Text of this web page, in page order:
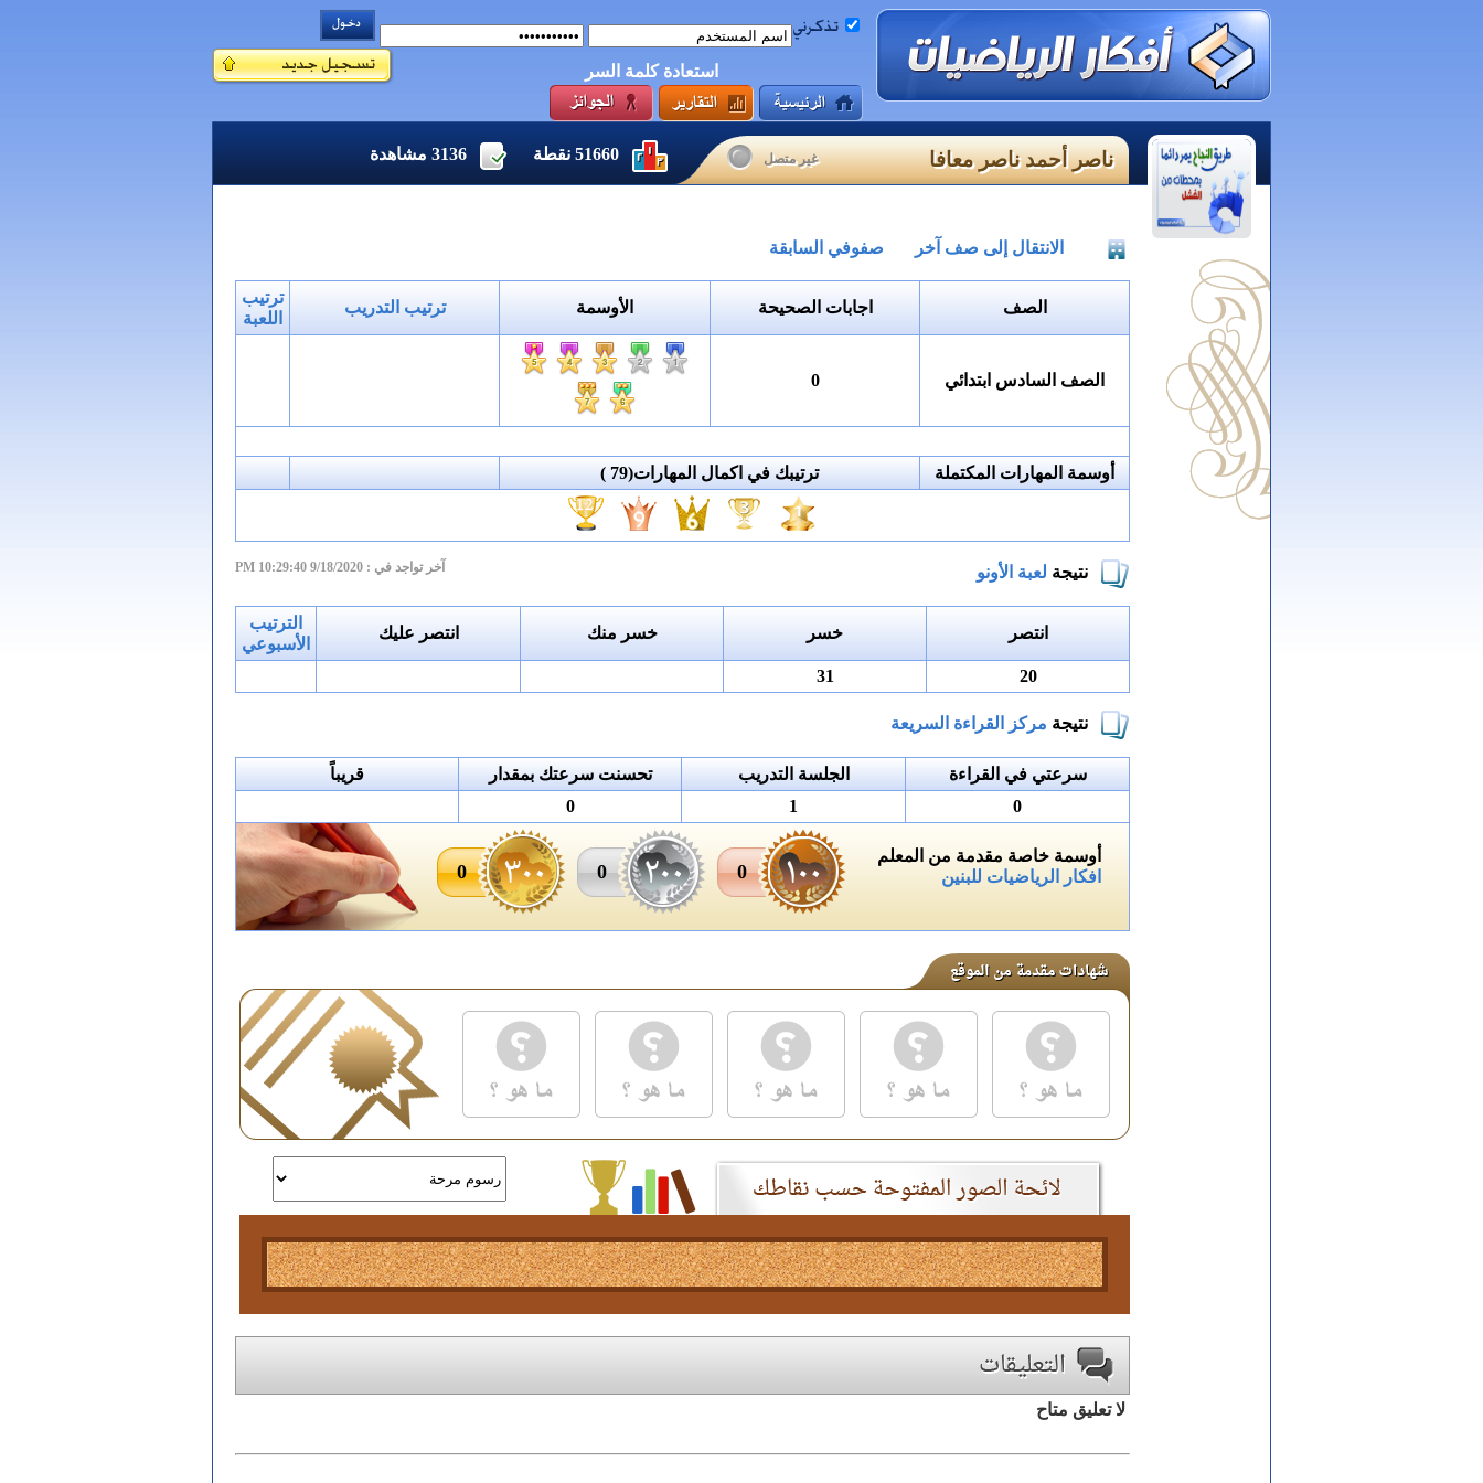
استعادة كلمة السر
ناصر أحمد ناصر معافا غير متصل 51660 نقطة 3136 مشاهدة
الانتقال إلى صف آخر صفوفي السابقة
الصف اجابات الصحيحة الأوسمة ترتيب التدريب
ترتيب
اللعبة
الصف السادس ابتدائي 0
أوسمة المهارات المكتملة ترتيبك في اكمال المهارات(79 )
نتيجة لعبة الأونو آخر تواجد في : 9/18/2020 10:29:40 PM
انتصر خسر خسر منك انتصر عليك
الترتيب
الأسبوعي
20
31
نتيجة مركز القراءة السريعة
سرعتي في القراءة الجلسة التدريب تحسنت سرعتك بمقدار
قريباً
0
1
0
أوسمة خاصة مقدمة من المعلم
افكار الرياضيات للبنين
0
0
0
لا تعليق متاح